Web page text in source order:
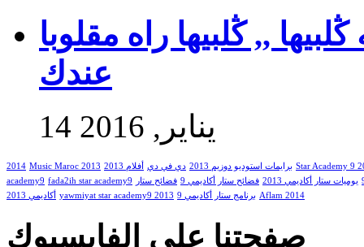
,, ڭلبيها راه مقلوبا
عندك
14 يناير, 2016
2014 Music Maroc 2013 برايمات استوديو دوزيم 2013 دي في دي أفلام 2013
Star Academy 9
academy9 fada2ih star academy9 يوميات ستار أكاديمي 2013 فضائح ستار أكاديمي 9
فضائح ستار
أكاديمي 2013 yawmiyat star academy9 2013 برنامج ستار أكاديمي 9 Aflam 2014
صفحتنا على الفايسبوك